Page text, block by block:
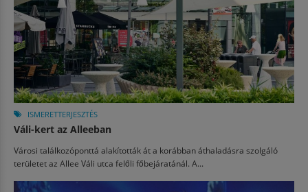
ISMERETTERJESZTÉS
Váli-kert az Alleeban
Városi találkozóponttá alakították át a korábban áthaladásra szolgáló
területet az Allee Váli utca felőli főbejáratánál. A...